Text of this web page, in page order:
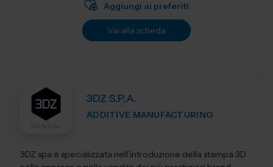
Aggiungi ai preferiti
Vai alla scheda
3DZ S.P.A.
ADDITIVE MANUFACTURING
3DZ spa è specializzata nell’introduzione della stampa 3D